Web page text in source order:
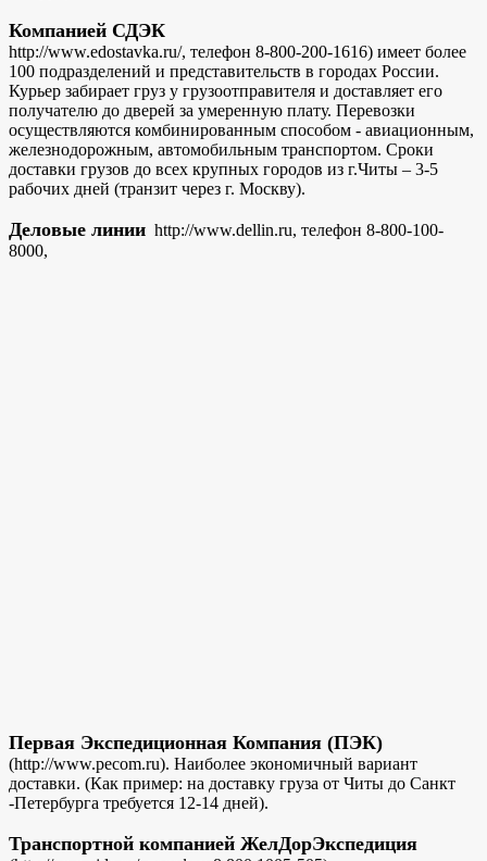
Компанией СДЭК
http://www.edostavka.ru/, телефон 8-800-200-1616) имеет более
100 подразделений и представительств в городах России.
Курьер забирает груз у грузоотправителя и доставляет его
получателю до дверей за умеренную плату. Перевозки
осуществляются комбинированным способом - авиационным,
железнодорожным, автомобильным транспортом. Сроки
доставки грузов до всех крупных городов из г.Читы – 3-5
рабочих дней (транзит через г. Москву).
Деловые линии http://www.dellin.ru, телефон 8-800-100-
8000,
Первая Экспедиционная Компания (ПЭК)
(http://www.pecom.ru). Наиболее экономичный вариант
доставки. (Как пример: на доставку груза от Читы до Санкт
-Петербурга требуется 12-14 дней).
Транспортной компанией ЖелДорЭкспедиция